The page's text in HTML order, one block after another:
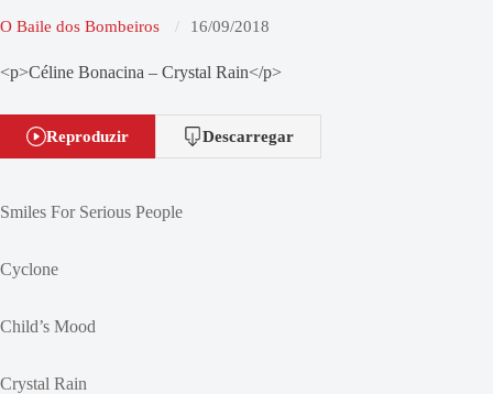
O Baile dos Bombeiros 16/09/2018
<p>Céline Bonacina – Crystal Rain</p>
Reproduzir Descarregar
Smiles For Serious People
Cyclone
Child’s Mood
Crystal Rain